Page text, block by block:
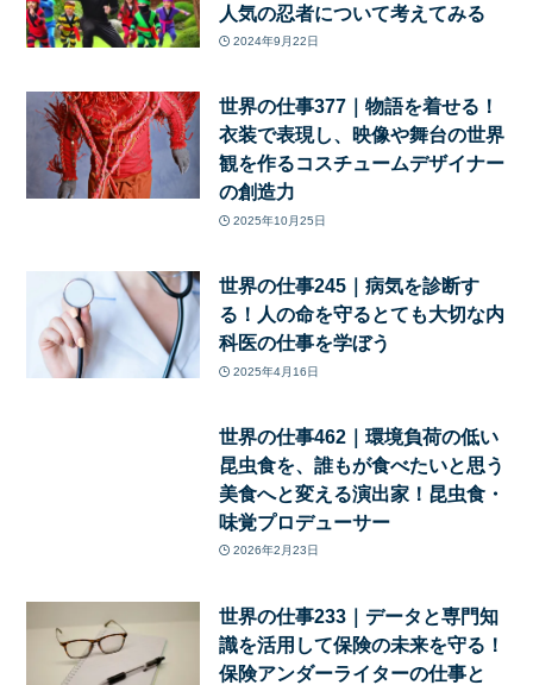
人気の忍者について考えてみる
2024年9月22日
世界の仕事377｜物語を着せる！
衣装で表現し、映像や舞台の世界
観を作るコスチュームデザイナー
の創造力
2025年10月25日
世界の仕事245｜病気を診断す
る！人の命を守るとても大切な内
科医の仕事を学ぼう
2025年4月16日
世界の仕事462｜環境負荷の低い
昆虫食を、誰もが食べたいと思う
美食へと変える演出家！昆虫食・
味覚プロデューサー
2026年2月23日
世界の仕事233｜データと専門知
識を活用して保険の未来を守る！
保険アンダーライターの仕事と